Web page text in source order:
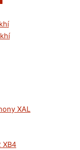
XAL
XB4